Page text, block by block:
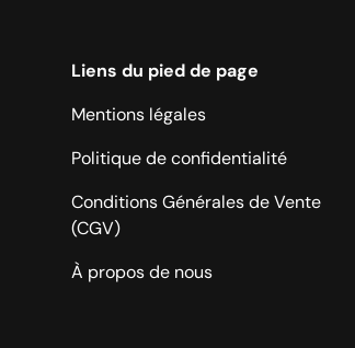
Liens du pied de page
Mentions légales
Politique de confidentialité
Conditions Générales de Vente
(CGV)
À propos de nous